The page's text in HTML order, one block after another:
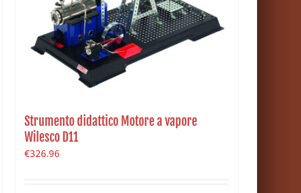
Strumento didattico Motore a vapore
Wilesco D11
€326.96